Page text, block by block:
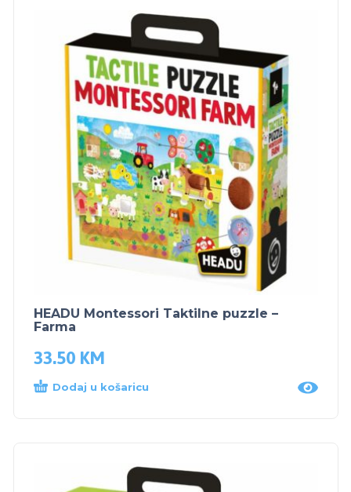
HEADU Montessori Taktilne puzzle –
Farma
33.50 KM
Dodaj u košaricu